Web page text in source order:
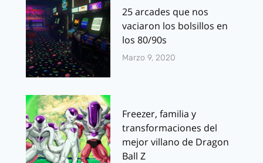
25 arcades que nos
vaciaron los bolsillos en
los 80/90s
Marzo 9, 2020
Freezer, familia y
transformaciones del
mejor villano de Dragon
Ball Z